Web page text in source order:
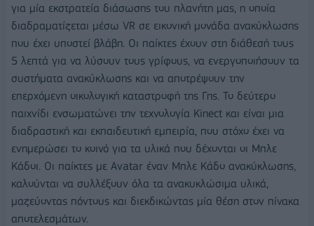
για μία εκστρατεία διάσωσης του πλανήτη μας, η οποία
διαδραματίζεται μέσω VR σε εικονική μονάδα ανακύκλωσης
που έχει υποστεί βλάβη. Οι παίκτες έχουν στη διάθεσή τους
5 λεπτά για να λύσουν τους γρίφους, να ενεργοποιήσουν τα
συστήματα ανακύκλωσης και να αποτρέψουν την
επερχόμενη οικολογική καταστροφή της Γης. Το δεύτερο
παιχνίδι ενσωματώνει την τεχνολογία Kinect και είναι μια
διαδραστική και εκπαιδευτική εμπειρία, που στόχο έχει να
ενημερώσει το κοινό για τα υλικά που δέχονται οι Μπλε
Κάδοι. Οι παίκτες με Avatar έναν Μπλε Κάδο ανακύκλωσης,
καλούνται να συλλέξουν όλα τα ανακυκλώσιμα υλικά,
μαζεύοντας πόντους και διεκδικώντας μία θέση στον πίνακα
αποτελεσμάτων.